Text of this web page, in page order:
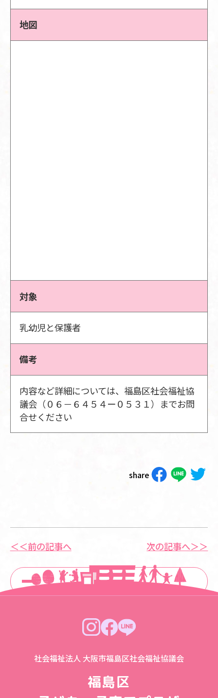
地図
対象
乳幼児と保護者
備考
内容など詳細については、福島区社会福祉協
議会（０６－６４５４ー０５３１）までお問
合せください
share
＜＜前の記事へ
一覧に戻る
次の記事へ＞＞
社会福祉法人 大阪市福島区社会福祉協議会
福島区